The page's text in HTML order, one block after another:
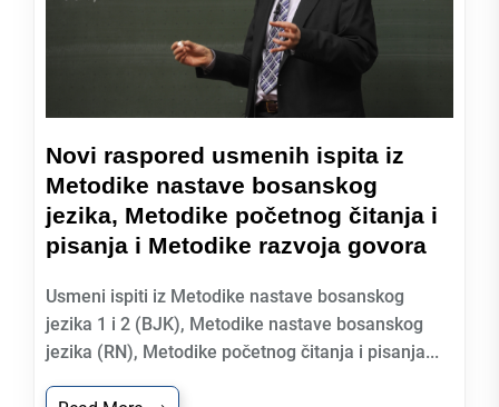
Novi raspored usmenih ispita iz
Metodike nastave bosanskog
jezika, Metodike početnog čitanja i
pisanja i Metodike razvoja govora
Usmeni ispiti iz Metodike nastave bosanskog
jezika 1 i 2 (BJK), Metodike nastave bosanskog
jezika (RN), Metodike početnog čitanja i pisanja...